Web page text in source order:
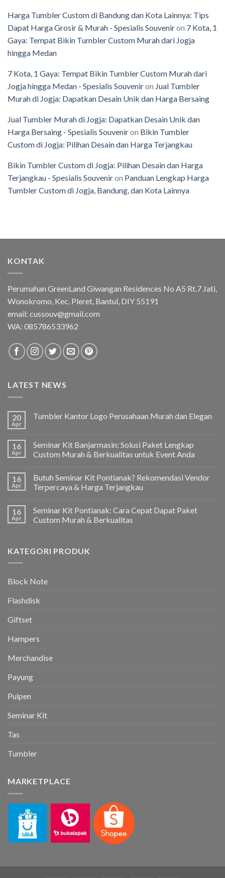
Harga Tumbler Custom di Bandung dan Kota Lainnya: Tips
Dapat Harga Grosir & Murah - Spesialis Souveniron 7 Kota, 1
Gaya: Tempat Bikin Tumbler Custom Murah dari Jogja
hingga Medan
7 Kota, 1 Gaya: Tempat Bikin Tumbler Custom Murah dari
Jogja hingga Medan - Spesialis Souveniron Jual Tumbler
Murah di Jogja: Dapatkan Desain Unik dan Harga Bersaing
Jual Tumbler Murah di Jogja: Dapatkan Desain Unik dan
Harga Bersaing - Spesialis Souveniron Bikin Tumbler
Custom di Jogja: Pilihan Desain dan Harga Terjangkau
Bikin Tumbler Custom di Jogja: Pilihan Desain dan Harga
Terjangkau - Spesialis Souveniron Panduan Lengkap Harga
Tumbler Custom di Jogja, Bandung, dan Kota Lainnya
KONTAK
Perumahan GreenLand Giwangan Residences No A5 Rt.7 Jati,
Wonokromo, Kec. Pleret, Bantul, DIY 55191
email: cussouv@gmail.com
WA: 085786533962
LATEST NEWS
20
Apr
Tumbler Kantor Logo Perusahaan Murah dan Elegan
16
Apr
Seminar Kit Banjarmasin: Solusi Paket Lengkap
Custom Murah & Berkualitas untuk Event Anda
16
Apr
Butuh Seminar Kit Pontianak? Rekomendasi Vendor
Terpercaya & Harga Terjangkau
16
Apr
Seminar Kit Pontianak: Cara Cepat Dapat Paket
Custom Murah & Berkualitas
KATEGORI PRODUK
Block Note
Flashdisk
Giftset
Hampers
Merchandise
Payung
Pulpen
Seminar Kit
Tas
Tumbler
MARKETPLACE